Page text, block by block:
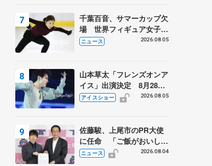
千葉百音、サマーカップ欠
場 世界フィギュア女子2
位
ニュース 2026.08.05
山本草太「フレンズオンア
イス」出演決定 8月28日
（金）2公演のみ 荒川静
アイスショー 2026.08.05
佐藤駿、上尾市のPR大使
に任命 「ご飯がおいし
く、住みやすいのが魅力」
ニュース 2026.08.04